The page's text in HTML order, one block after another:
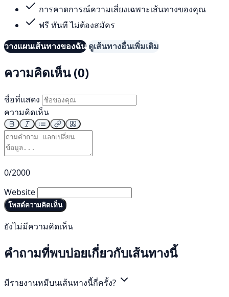
การคาดการณ์ความเสี่ยงเฉพาะเส้นทางของคุณ
ฟรี ทันที ไม่ต้องสมัคร
วางแผนเส้นทางของฉัน ดูเส้นทางอื่นเพิ่มเติม
ความคิดเห็น (0)
ชื่อที่แสดง
ความคิดเห็น
0/2000
Website
โพสต์ความคิดเห็น
ยังไม่มีความคิดเห็น
คำถามที่พบบ่อยเกี่ยวกับเส้นทางนี้
มีรายงานหมีบนเส้นทางนี้กี่ครั้ง?